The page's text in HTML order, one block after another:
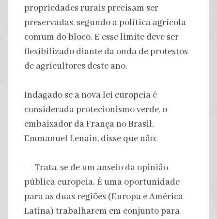
propriedades rurais precisam ser
preservadas, segundo a política agrícola
comum do bloco. E esse limite deve ser
flexibilizado diante da onda de protestos
de agricultores deste ano.
Indagado se a nova lei europeia é
considerada protecionismo verde, o
embaixador da França no Brasil,
Emmanuel Lenain, disse que não:
— Trata-se de um anseio da opinião
pública europeia. É uma oportunidade
para as duas regiões (Europa e América
Latina) trabalharem em conjunto para